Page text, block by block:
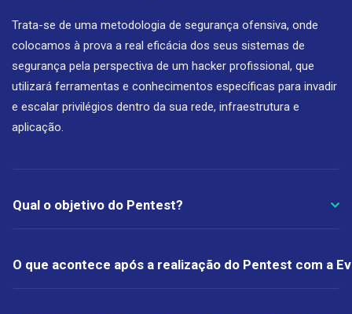
Trata-se de uma metodologia de segurança ofensiva, onde
colocamos à prova a real eficácia dos seus sistemas de
segurança pela perspectiva de um hacker profissional, que
utilizará ferramentas e conhecimentos específicas para invadir
e escalar privilégios dentro da sua rede, infraestrutura e
aplicação.
Qual o objetivo do Pentest?
O que acontece após a realização do Pentest com a